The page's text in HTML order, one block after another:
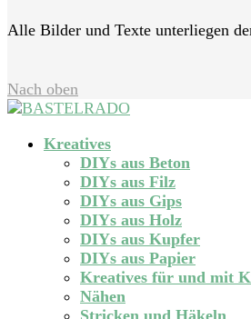
Alle Bilder und Texte unterliegen
Nach oben
Kreatives
DIYs aus Beton
DIYs aus Filz
DIYs aus Gips
DIYs aus Holz
DIYs aus Kupfer
DIYs aus Papier
Kreatives für und mit
Nähen